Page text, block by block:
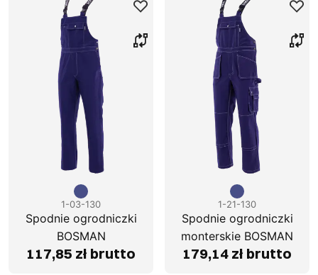
1-03-130
Spodnie ogrodniczki
BOSMAN
117,85 zł brutto
1-21-130
Spodnie ogrodniczki
monterskie BOSMAN
179,14 zł brutto